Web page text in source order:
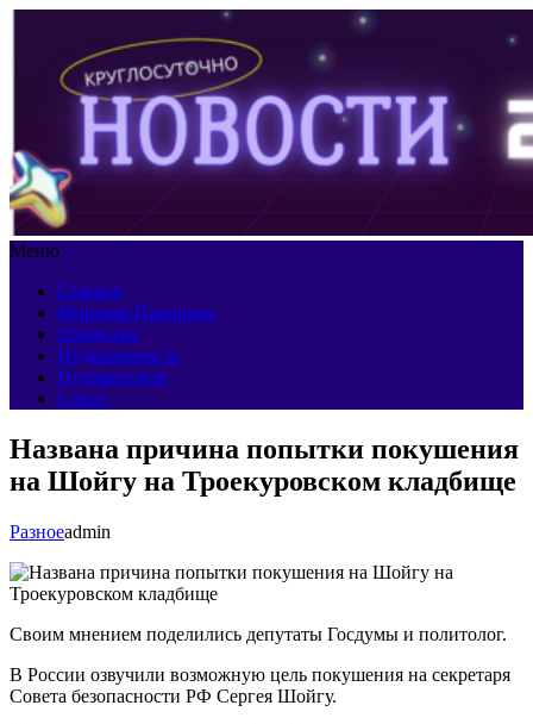
Меню
Главная
Мировая Панорама
Общество
Недвижимость
Путешествия
Спорт
Названа причина попытки покушения
на Шойгу на Троекуровском кладбище
Разноеadmin
Своим мнением поделились депутаты Госдумы и политолог.
В России озвучили возможную цель покушения на секретаря
Совета безопасности РФ Сергея Шойгу.